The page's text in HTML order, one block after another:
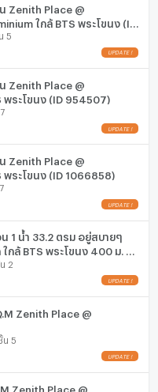
นห้องพัก
Zenith Place @
ใกล้ BTS พระโขนง (ID
5
UPDATE !
Zenith Place @
พระโขนง (ID 954507)
UPDATE !
Zenith Place @
พระโขนง (ID 1066858)
UPDATE !
1 น้ำ 33.2 ตรม อยู่สบายๆ
ใกล้ BTS พระโขนง 400 ม. ที่
@ Sukhumvit / ขายคอนโด
2
UPDATE !
@
น 5
UPDATE !
Zenith Place @